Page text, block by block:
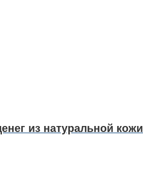
из натуральной кожи